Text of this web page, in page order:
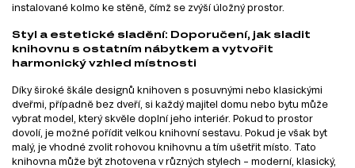
instalované kolmo ke stěně, čímž se zvýší úložný prostor.
Styl a estetické sladění: Doporučení, jak sladit
knihovnu s ostatním nábytkem a vytvořit
harmonický vzhled místnosti
Díky široké škále designů knihoven s posuvnými nebo klasickými
dveřmi, případně bez dveří, si každý majitel domu nebo bytu může
vybrat model, který skvěle doplní jeho interiér. Pokud to prostor
dovolí, je možné pořídit velkou knihovní sestavu. Pokud je však byt
malý, je vhodné zvolit rohovou knihovnu a tím ušetřit místo. Tato
knihovna může být zhotovena v různých stylech – moderní, klasický,